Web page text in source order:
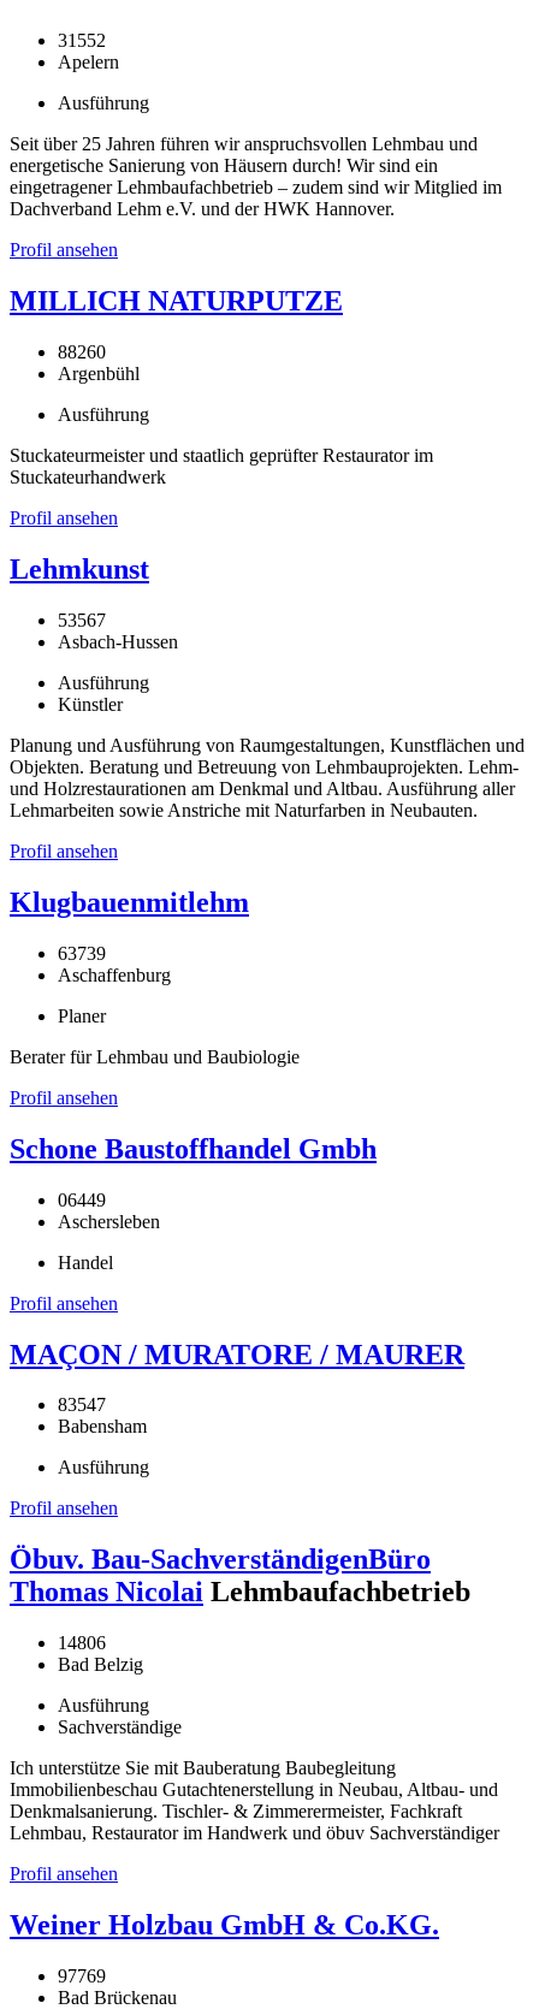
31552
Apelern
Ausführung
Seit über 25 Jahren führen wir anspruchsvollen Lehmbau und
energetische Sanierung von Häusern durch! Wir sind ein
eingetragener Lehmbaufachbetrieb – zudem sind wir Mitglied im
Dachverband Lehm e.V. und der HWK Hannover.
Profil ansehen
MILLICH NATURPUTZE
88260
Argenbühl
Ausführung
Stuckateurmeister und staatlich geprüfter Restaurator im
Stuckateurhandwerk
Profil ansehen
Lehmkunst
53567
Asbach-Hussen
Ausführung
Künstler
Planung und Ausführung von Raumgestaltungen, Kunstflächen und
Objekten. Beratung und Betreuung von Lehmbauprojekten. Lehm-
und Holzrestaurationen am Denkmal und Altbau. Ausführung aller
Lehmarbeiten sowie Anstriche mit Naturfarben in Neubauten.
Profil ansehen
Klugbauenmitlehm
63739
Aschaffenburg
Planer
Berater für Lehmbau und Baubiologie
Profil ansehen
Schone Baustoffhandel Gmbh
06449
Aschersleben
Handel
Profil ansehen
MAÇON / MURATORE / MAURER
83547
Babensham
Ausführung
Profil ansehen
Öbuv. Bau-SachverständigenBüro
Thomas Nicolai Lehmbaufachbetrieb
14806
Bad Belzig
Ausführung
Sachverständige
Ich unterstütze Sie mit Bauberatung Baubegleitung
Immobilienbeschau Gutachtenerstellung in Neubau, Altbau- und
Denkmalsanierung. Tischler- & Zimmerermeister, Fachkraft
Lehmbau, Restaurator im Handwerk und öbuv Sachverständiger
Profil ansehen
Weiner Holzbau GmbH & Co.KG.
97769
Bad Brückenau